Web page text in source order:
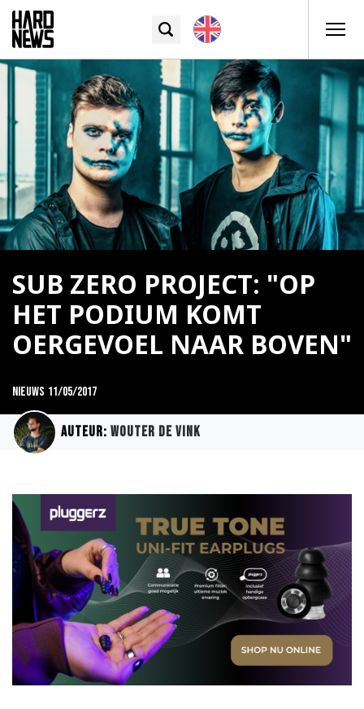
SUB ZERO PROJECT: "OP
HET PODIUM KOMT
OERGEVOEL NAAR BOVEN"
Nieuws 11/05/2017
Auteur: Wouter de Vink